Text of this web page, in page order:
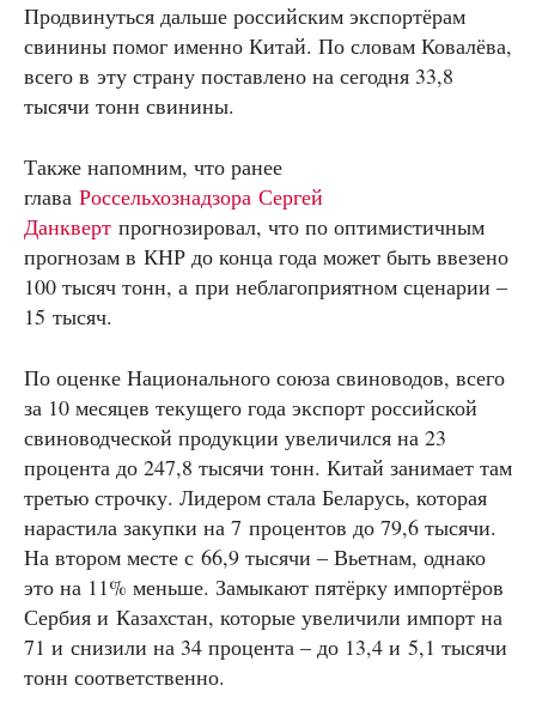
Продвинуться дальше российским экспортёрам
свинины помог именно Китай. По словам Ковалёва,
всего в эту страну поставлено на сегодня 33,8
тысячи тонн свинины.
Также напомним, что ранее
глава Россельхознадзора Сергей
Данкверт прогнозировал, что по оптимистичным
прогнозам в КНР до конца года может быть ввезено
100 тысяч тонн, а при неблагоприятном сценарии –
15 тысяч.
По оценке Национального союза свиноводов, всего
за 10 месяцев текущего года экспорт российской
свиноводческой продукции увеличился на 23
процента до 247,8 тысячи тонн. Китай занимает там
третью строчку. Лидером стала Беларусь, которая
нарастила закупки на 7 процентов до 79,6 тысячи.
На втором месте с 66,9 тысячи – Вьетнам, однако
это на 11% меньше. Замыкают пятёрку импортёров
Сербия и Казахстан, которые увеличили импорт на
71 и снизили на 34 процента – до 13,4 и 5,1 тысячи
тонн соответственно.